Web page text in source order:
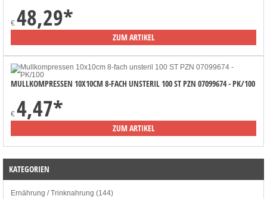
€ 48,29*
ZUM ARTIKEL
MULLKOMPRESSEN 10X10CM 8-FACH UNSTERIL 100 ST PZN 07099674 - PK/100
€ 4,47*
ZUM ARTIKEL
KATEGORIEN
Ernährung / Trinknahrung (144)